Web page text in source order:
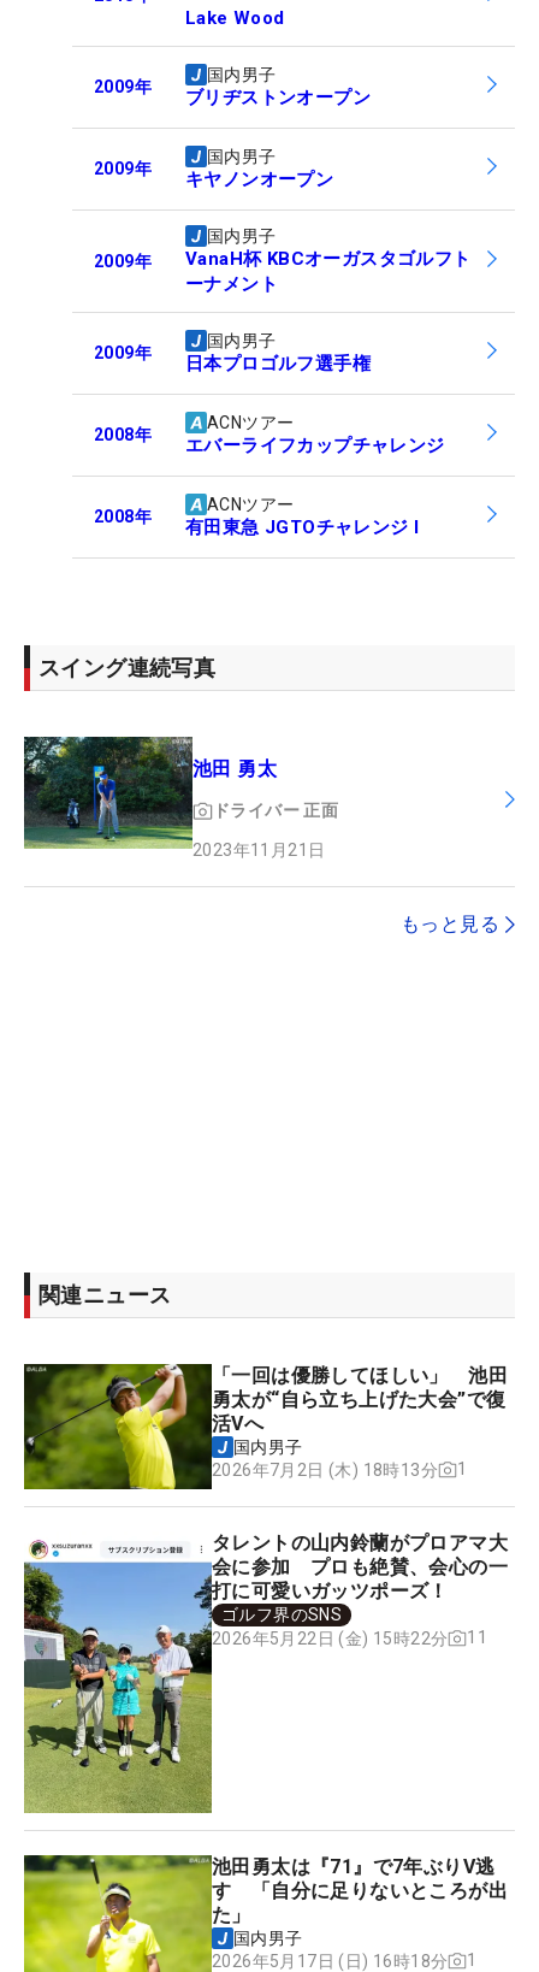
Lake Wood
2009年
国内男子
ブリヂストンオープン
2009年
国内男子
キヤノンオープン
2009年
国内男子
VanaH杯 KBCオーガスタゴルフト
ーナメント
2009年
国内男子
日本プロゴルフ選手権
2008年
ACNツアー
エバーライフカップチャレンジ
2008年
ACNツアー
有田東急 JGTOチャレンジ I
スイング連続写真
池田 勇太
ドライバー 正面
2023年11月21日
もっと見る
関連ニュース
「一回は優勝してほしい」 池田
勇太が“自ら立ち上げた大会”で復
活Vへ
国内男子
2026年7月2日 (木) 18時13分
1
タレントの山内鈴蘭がプロアマ大
会に参加 プロも絶賛、会心の一
打に可愛いガッツポーズ！
ゴルフ界のSNS
2026年5月22日 (金) 15時22分
11
池田勇太は『71』で7年ぶりV逃
す 「自分に足りないところが出
た」
国内男子
2026年5月17日 (日) 16時18分
1